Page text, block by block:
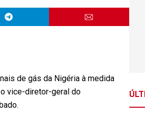
de gás da Nigéria à medida
vice-diretor-geral do